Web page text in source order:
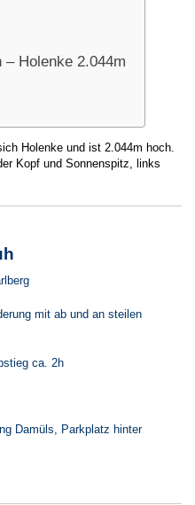
Holenke 2.044m
Holenke und ist 2.044m hoch.
Kopf und Sonnenspitz, links
mit ab und an steilen
ca. 2h
Damüls, Parkplatz hinter